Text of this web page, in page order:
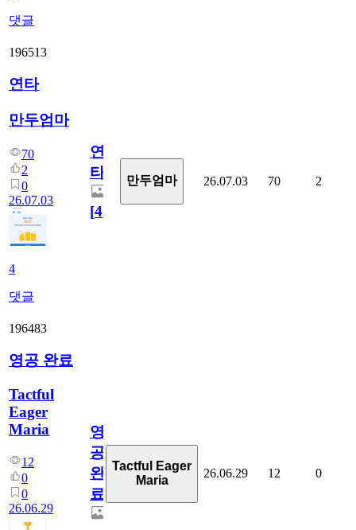
댓글
196513
연타
만두엄마
70
2
0
26.07.03
4
댓글
연
타
[4]
만두엄마 26.07.03 70 2
196483
영공 완료
Tactful
Eager
Maria
12
0
0
26.06.29
영
공
완
료
Tactful Eager
Maria
26.06.29 12 0